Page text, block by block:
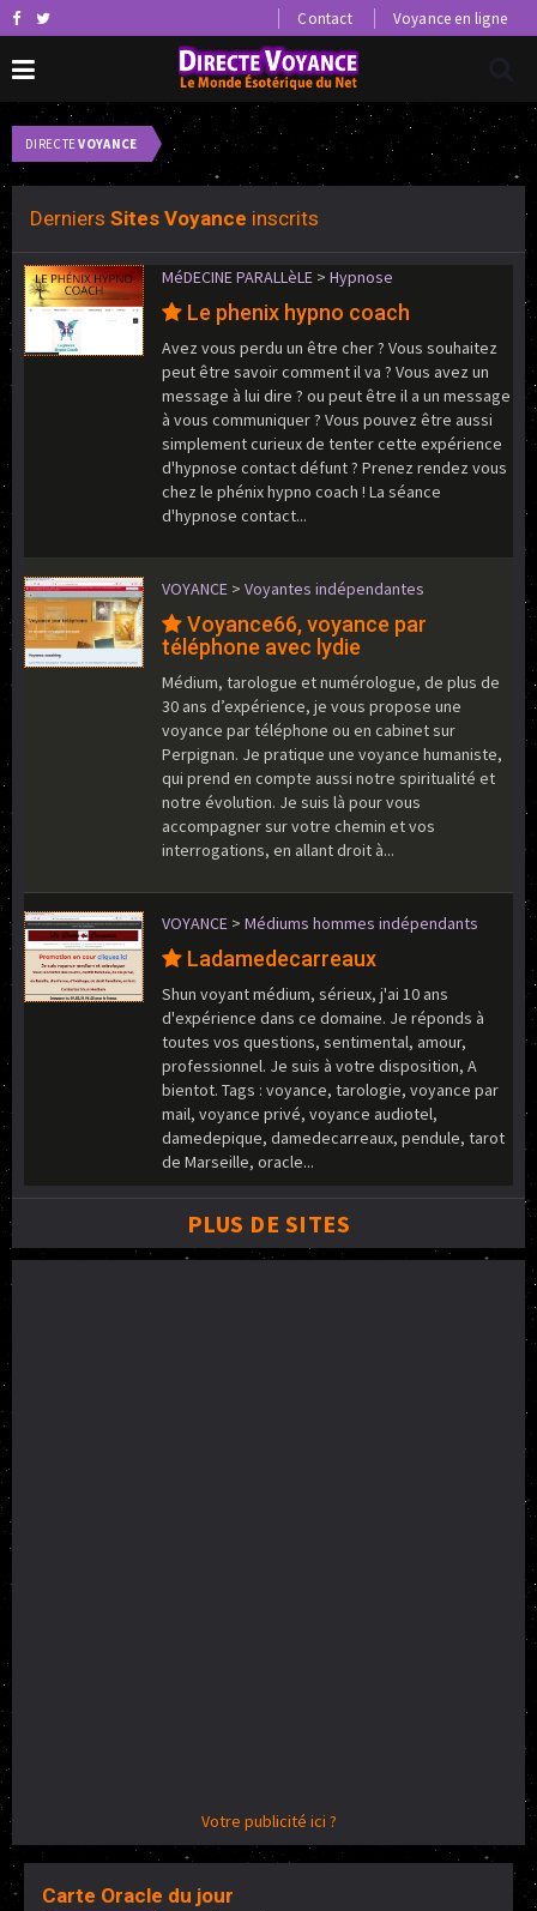
Contact Voyance en ligne
DIRECTEVOYANCE
0 petites annonces voyance.
Derniers Sites Voyance inscrits
MéDECINE PARALLèLE > Hypnose
Le phenix hypno coach
Avez vous perdu un être cher ? Vous souhaitez
peut être savoir comment il va ? Vous avez un
message à lui dire ? ou peut être il a un message
à vous communiquer ? Vous pouvez être aussi
simplement curieux de tenter cette expérience
d'hypnose contact défunt ? Prenez rendez vous
chez le phénix hypno coach ! La séance
d'hypnose contact...
VOYANCE > Voyantes indépendantes
Voyance66, voyance par
téléphone avec lydie
Médium, tarologue et numérologue, de plus de
30 ans d’expérience, je vous propose une
voyance par téléphone ou en cabinet sur
Perpignan. Je pratique une voyance humaniste,
qui prend en compte aussi notre spiritualité et
notre évolution. Je suis là pour vous
accompagner sur votre chemin et vos
interrogations, en allant droit à...
VOYANCE > Médiums hommes indépendants
Ladamedecarreaux
Shun voyant médium, sérieux, j'ai 10 ans
d'expérience dans ce domaine. Je réponds à
toutes vos questions, sentimental, amour,
professionnel. Je suis à votre disposition, A
bientot. Tags : voyance, tarologie, voyance par
mail, voyance privé, voyance audiotel,
damedepique, damedecarreaux, pendule, tarot
de Marseille, oracle...
PLUS DE SITES
Votre publicité ici ?
Carte Oracle du jour